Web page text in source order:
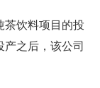
茶饮料项目的投
之后，该公司